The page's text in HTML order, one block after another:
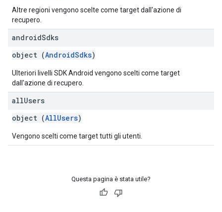
Altre regioni vengono scelte come target dall'azione di
recupero.
androidSdks
object (AndroidSdks)
Ulteriori livelli SDK Android vengono scelti come target
dall'azione di recupero.
allUsers
object (AllUsers)
Vengono scelti come target tutti gli utenti.
Questa pagina è stata utile?